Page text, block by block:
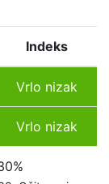
Indeks
Vrlo nizak
Vrlo nizak